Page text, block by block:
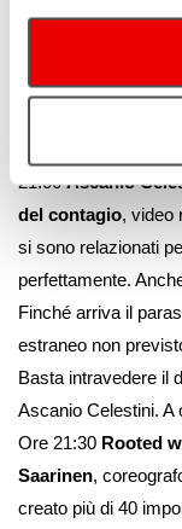
racconta la storia
nel distretto
20:47Omaggio a
21:00Ascanio
del contagio, video
si sono relazionati
perfettamente.
Finché arriva il
estraneo non
Basta intravedere il
Ascanio Celestini. A
Ore 21:30 Rooted
Saarinen,
creato più di 40